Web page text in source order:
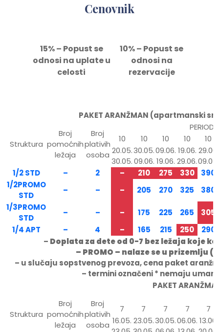
Cenovnik
15% – Popust se
odnosi na uplate u
celosti
10% – Popust se
odnosi na
rezervacije
PAKET ARANŽMAN (apartmanski
Struktura
Broj
pomoćnih
ležaja
Broj
plativih
osoba
PERIOD
10
10 10 10
10
20.05.
30.05.
30.05.
09.06.
09.06.
19.06.
19.06.
29.06.
29.06.
09.07.
1/2 STD
– 2 – 210 275 330
390
1/2PROMO
STD
– – – 205 270 325
380
1/3PROMO
STD
– – – 175 225 265
305
1/4 APT
– 4 – 165 215 250
290
– Doplata za dete od 0-7 bez ležaja koje
– PROMO – nalaze se u prizemlju
– u slučaju sopstvenog prevoza, cena paket
– termini označeni * nemaju
PAKET
Struktura
Broj
pomoćnih
ležaja
Broj
plativih
osoba
7 7 7 7
7
16.05. 23.05.30.05.06.06. 13.06.